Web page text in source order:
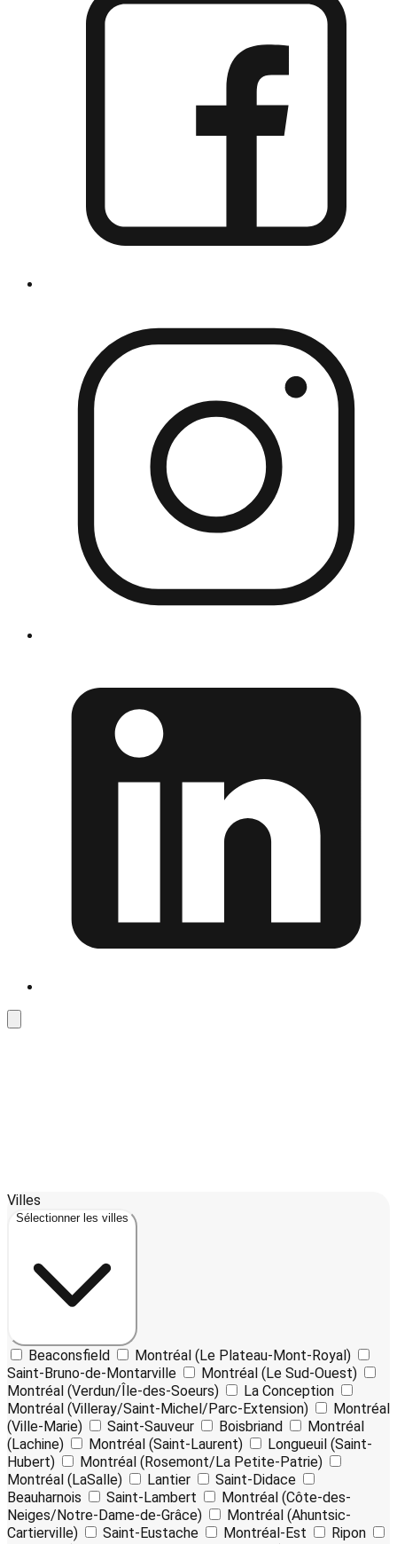
+
Villes
Sélectionner les villes
Beaconsfield
Montréal (Le Plateau-Mont-Royal)
Saint-Bruno-de-Montarville
Montréal (Le Sud-Ouest)
Montréal (Verdun/Île-des-Soeurs)
La Conception
Montréal (Villeray/Saint-Michel/Parc-Extension)
Montréal
(Ville-Marie)
Saint-Sauveur Boisbriand
Montréal
(Lachine)
Montréal (Saint-Laurent)
Longueuil (Saint-
Hubert)
Montréal (Rosemont/La Petite-Patrie)
Montréal (LaSalle)
Lantier
Saint-Didace
Beauharnois
Saint-Lambert
Montréal (Côte-des-
Neiges/Notre-Dame-de-Grâce)
Montréal (Ahuntsic-
Cartierville)
Saint-Eustache Montréal-Est
Ripon